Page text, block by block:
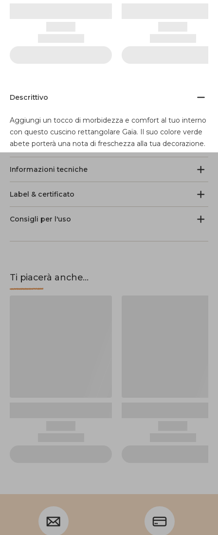
Descrittivo
Aggiungi un tocco di morbidezza e comfort al tuo interno
con questo cuscino rettangolare Gaïa. Il suo colore verde
abete porterà una nota di freschezza alla tua decorazione.
Informazioni tecniche
Label & certificato
Consigli per l'uso
Ti piacerà anche...